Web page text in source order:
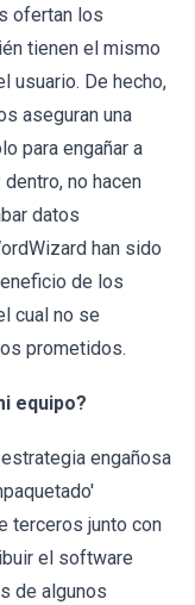
ofertan los
tienen el mismo
usuario. De hecho,
aseguran una
para engañar a
no hacen
datos
han sido
de los
cual no se
prometidos.
equipo?
engañosa
terceros junto con
el software
de algunos